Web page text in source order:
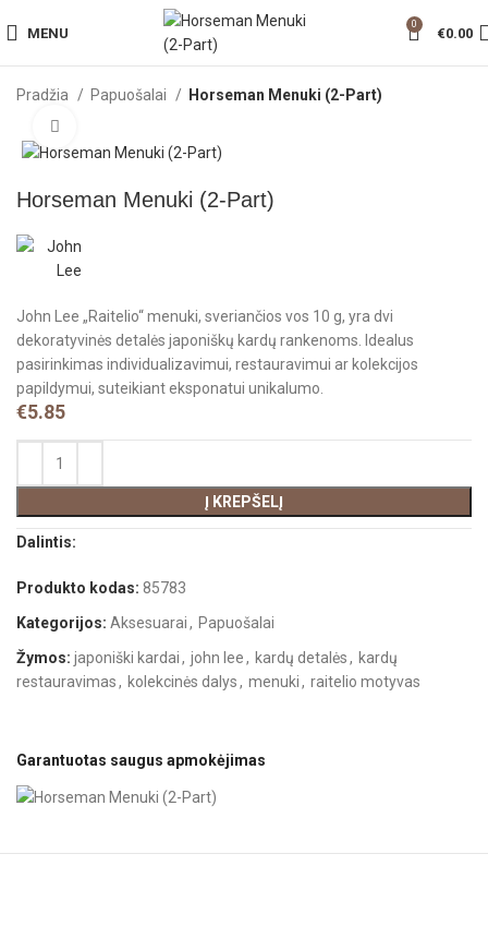
MENU
0
€0.00
Pradžia Papuošalai Horseman Menuki (2-Part)
Horseman Menuki (2-Part)
John Lee „Raitelio“ menuki, sveriančios vos 10 g, yra dvi
dekoratyvinės detalės japoniškų kardų rankenoms. Idealus
pasirinkimas individualizavimui, restauravimui ar kolekcijos
papildymui, suteikiant eksponatui unikalumo.
€5.85
Į KREPŠELĮ
Dalintis:
Produkto kodas:85783
Kategorijos: Aksesuarai, Papuošalai
Žymos: japoniški kardai, john lee, kardų detalės, kardų
restauravimas, kolekcinės dalys, menuki, raitelio motyvas
Garantuotas saugus apmokėjimas